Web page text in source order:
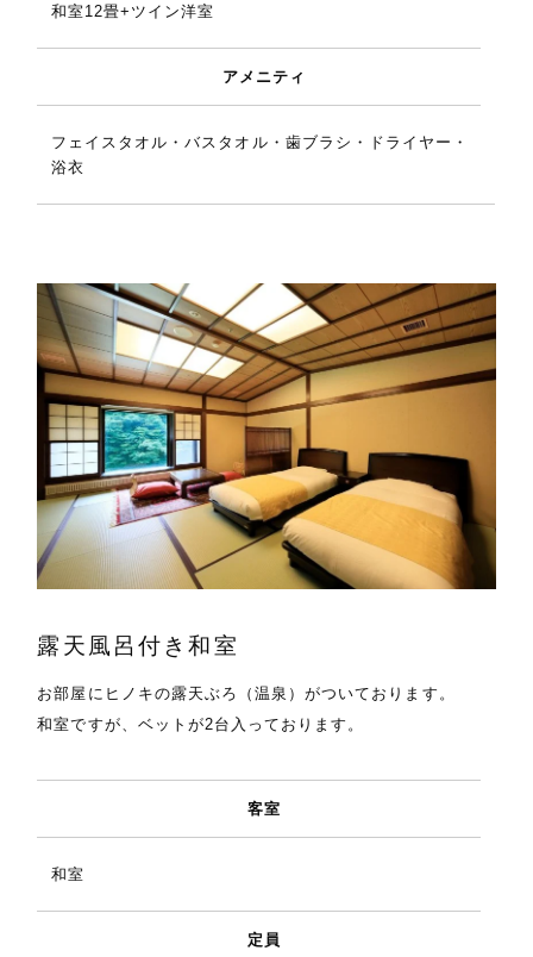
和室12畳+ツイン洋室
アメニティ
フェイスタオル・バスタオル・歯ブラシ・ドライヤー・
浴衣
露天風呂付き和室
お部屋にヒノキの露天ぶろ（温泉）がついております。
和室ですが、ベットが2台入っております。
客室
和室
定員